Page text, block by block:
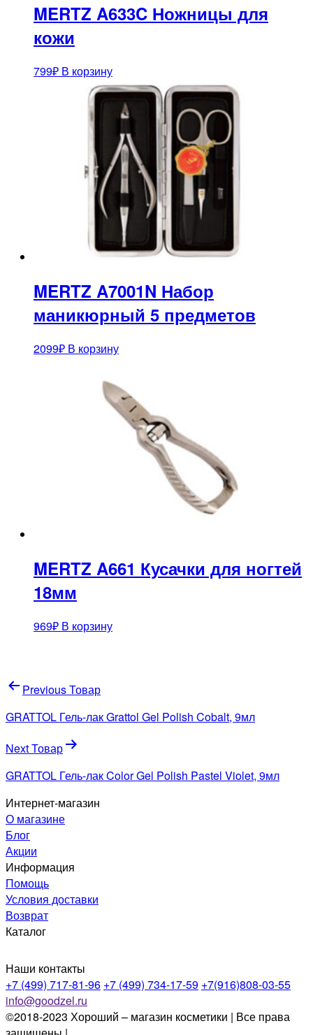
MERTZ A633C Ножницы для
кожи
799₽ В корзину
MERTZ A7001N Набор
маникюрный 5 предметов
2099₽ В корзину
MERTZ A661 Кусачки для ногтей
18мм
969₽ В корзину
Навигация
по
записям
Previous Товар
GRATTOL Гель-лак Grattol Gel Polish Cobalt, 9мл
Next Товар
GRATTOL Гель-лак Color Gel Polish Pastel Violet, 9мл
Интернет-магазин
О магазине
Блог
Акции
Информация
Помощь
Условия доставки
Возврат
Каталог
Наши контакты
+7 (499) 717-81-96 +7 (499) 734-17-59 +7(916)808-03-55
info@goodzel.ru
©2018-2023 Хороший – магазин косметики | Все права